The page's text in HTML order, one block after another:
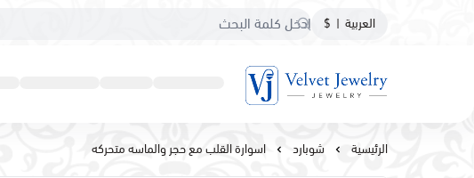
العربية |
$
مجوهرات مخمليه
الرئيسية شوبارد اسوارة القلب مع حجر والماسه متحركه